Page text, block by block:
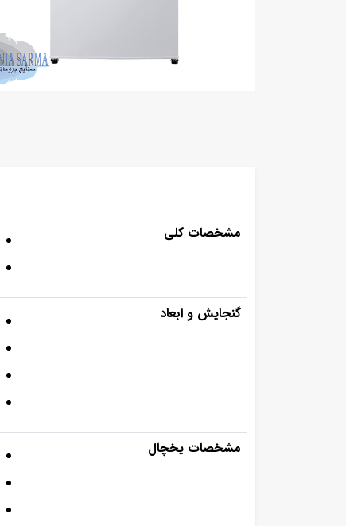
مشخصات کلی
گنجایش و ابعاد
مشخصات یخچال